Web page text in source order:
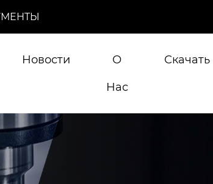
Новости О
Нас
Скачать